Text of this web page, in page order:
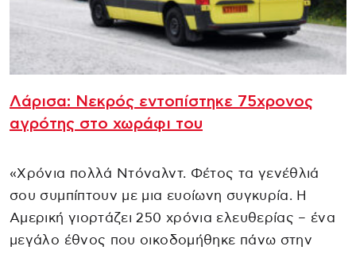
Λάρισα: Νεκρός εντοπίστηκε 75χρονος
αγρότης στο χωράφι του
«Χρόνια πολλά Ντόναλντ. Φέτος τα γενέθλιά
σου συμπίπτουν με μια ευοίωνη συγκυρία. Η
Αμερική γιορτάζει 250 χρόνια ελευθερίας – ένα
μεγάλο έθνος που οικοδομήθηκε πάνω στην